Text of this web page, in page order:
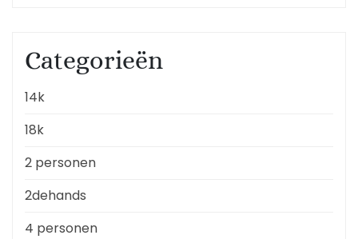
Categorieën
14k
18k
2 personen
2dehands
4 personen